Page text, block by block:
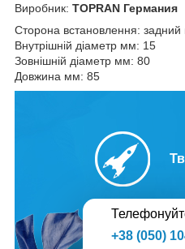
Виробник: TOPRAN Германия
Сторона встановлення: задний
Внутрішній діаметр мм: 15
Зовнішній діаметр мм: 80
Довжина мм: 85
+38 (050)